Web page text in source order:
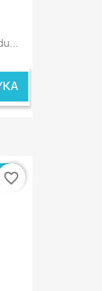
favorite_border